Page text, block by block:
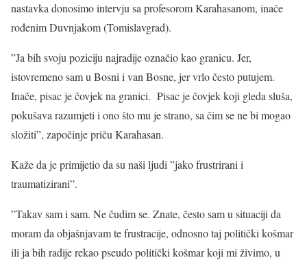
nastavka donosimo intervju sa profesorom Karahasanom, inače
rođenim Duvnjakom (Tomislavgrad).
”Ja bih svoju poziciju najradije označio kao granicu. Jer,
istovremeno sam u Bosni i van Bosne, jer vrlo često putujem.
Inače, pisac je čovjek na granici. Pisac je čovjek koji gleda sluša,
pokušava razumjeti i ono što mu je strano, sa čim se ne bi mogao
složiti”, započinje priču Karahasan.
Kaže da je primijetio da su naši ljudi ”jako frustrirani i
traumatizirani”.
”Takav sam i sam. Ne čudim se. Znate, često sam u situaciji da
moram da objašnjavam te frustracije, odnosno taj politički košmar
ili ja bih radije rekao pseudo politički košmar koji mi živimo, u